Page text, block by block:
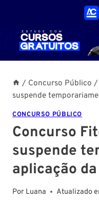
Conteúdo
/ Concurso Público /
suspende
CONCURSO PÚBLICO
Concurso
suspende
aplicação
Por Luana Atualizado